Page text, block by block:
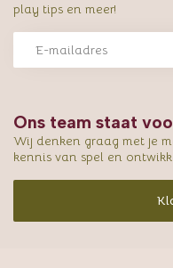
Ons team staat
Wij denken graag met je
kennis van spel en
play tips en meer!